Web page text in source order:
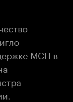
МСП в